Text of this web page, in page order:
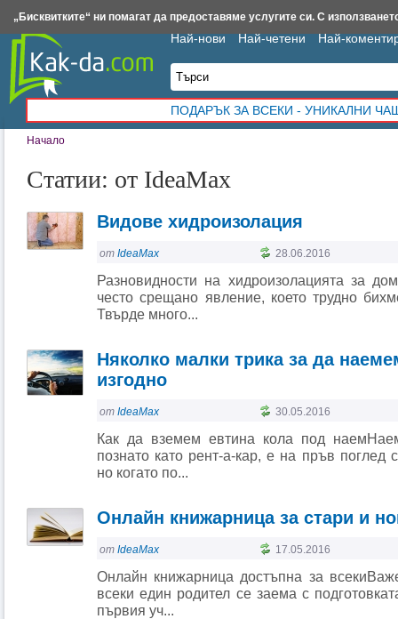
Начало
Статии: от IdeaMax
Видове хидроизолация
от IdeaMax 28.06.2016
Разновидности на хидроизолацията за
често срещано явление, което трудно
Твърде много...
Няколко малки трика за да
изгодно
от IdeaMax 30.05.2016
Как да вземем евтина кола под
познато като рент-а-кар, е на пръв
но когато по...
Онлайн книжарница за стари и
от IdeaMax 17.05.2016
Онлайн книжарница достъпна за
всеки един родител се заема с
първия уч...
Най-нови Най-четени Най-
ПОДАРЪК ЗА ВСЕКИ - УНИКАЛНИ
Insert.bg Framar.bg Kak-da.com Iztochnik.com BauBau.bg NewAge.bg
„Бисквитките“ ни помагат да предоставяме услугите си. С